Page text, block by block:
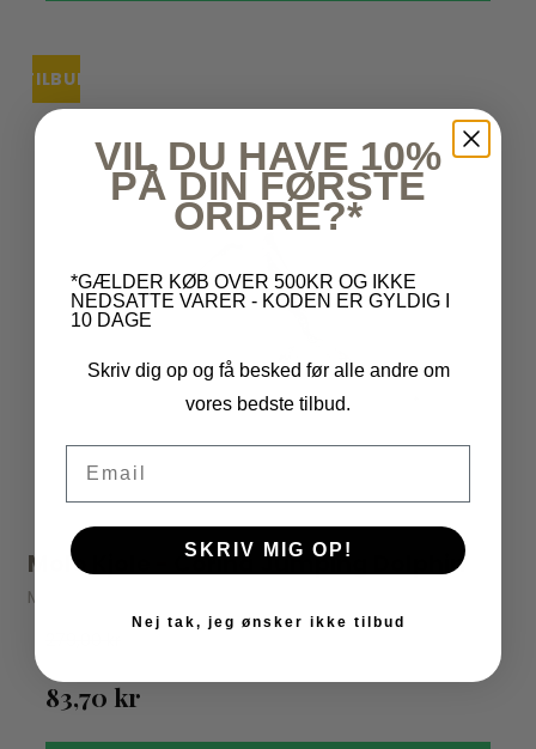
TILBUD
Molo Kjole - Corina Jumping Dolphin
Molo
83,70 kr
VIL DU HAVE 10%
PÅ DIN FØRSTE
ORDRE?*
*GÆLDER KØB OVER 500KR OG IKKE
NEDSATTE VARER - KODEN ER GYLDIG I
10 DAGE
Skriv dig op og få besked før alle andre om
vores bedste tilbud.
SKRIV MIG OP!
Nej tak, jeg ønsker ikke tilbud